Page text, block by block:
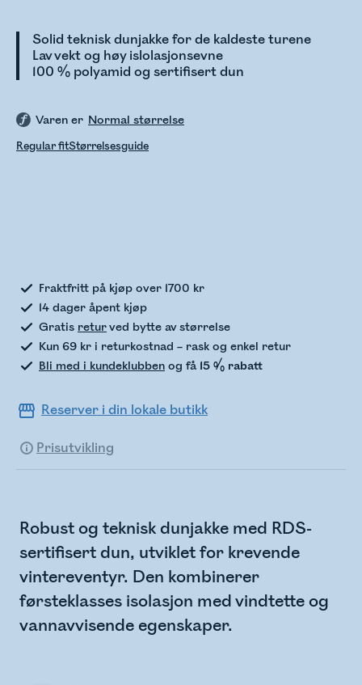
Solid teknisk dunjakke for de kaldeste turene
Lav vekt og høy islolasjonsevne
100 % polyamid og sertifisert dun
Varen er Normal størrelse
Regular fitStørrelsesguide
Fraktfritt på kjøp over 1700 kr
14 dager åpent kjøp
Gratis returved bytte av størrelse
Kun 69 kr i returkostnad – rask og enkel retur
Bli med i kundeklubben og få 15 % rabatt
Reserver i din lokale butikk
Prisutvikling
Robust og teknisk dunjakke med RDS-
sertifisert dun, utviklet for krevende
vintereventyr. Den kombinerer
førsteklasses isolasjon med vindtette og
vannavvisende egenskaper.